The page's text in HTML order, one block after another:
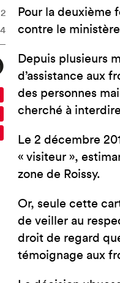
Pour la deuxième
contre le
Depuis plusieurs
d’assistance aux
des personnes
cherché à
Le 2 décembre
« visiteur »,
zone de Roissy.
Or, seule cette
de veiller au
droit de regard
témoignage aux